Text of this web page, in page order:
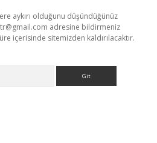
aykırı olduğunu düşündüğünüz
adresine bildirmeniz
içerisinde sitemizden kaldırılacaktır.